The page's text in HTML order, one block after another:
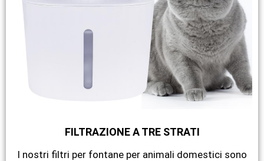
FILTRAZIONE A TRE STRATI
I nostri filtri per fontane per animali domestici sono